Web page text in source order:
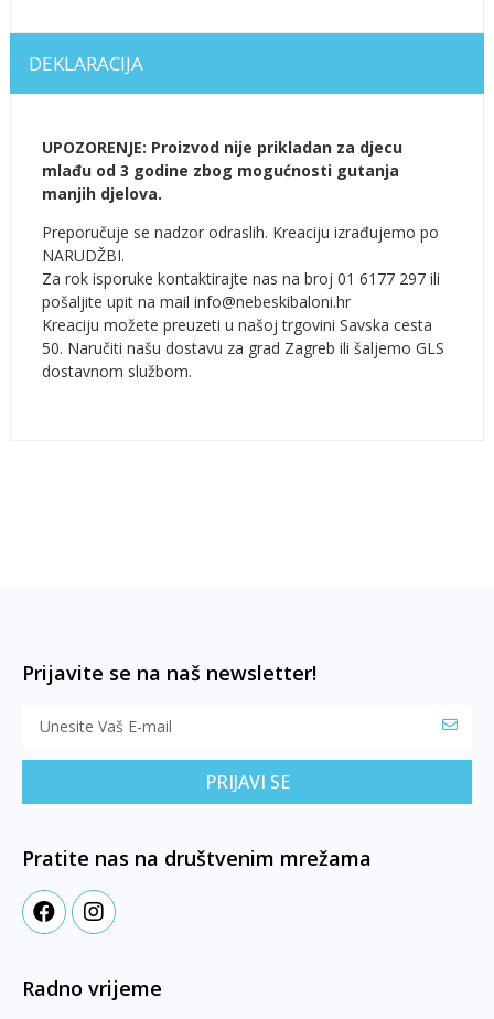
DEKLARACIJA
UPOZORENJE: Proizvod nije prikladan za djecu
mlađu od 3 godine zbog mogućnosti gutanja
manjih djelova.
Preporučuje se nadzor odraslih. Kreaciju izrađujemo po
NARUDŽBI.
Za rok isporuke kontaktirajte nas na broj 01 6177 297 ili
pošaljite upit na mail info@nebeskibaloni.hr
Kreaciju možete preuzeti u našoj trgovini Savska cesta
50. Naručiti našu dostavu za grad Zagreb ili šaljemo GLS
dostavnom službom.
Prijavite se na naš newsletter!
PRIJAVI SE
Pratite nas na društvenim mrežama
Radno vrijeme